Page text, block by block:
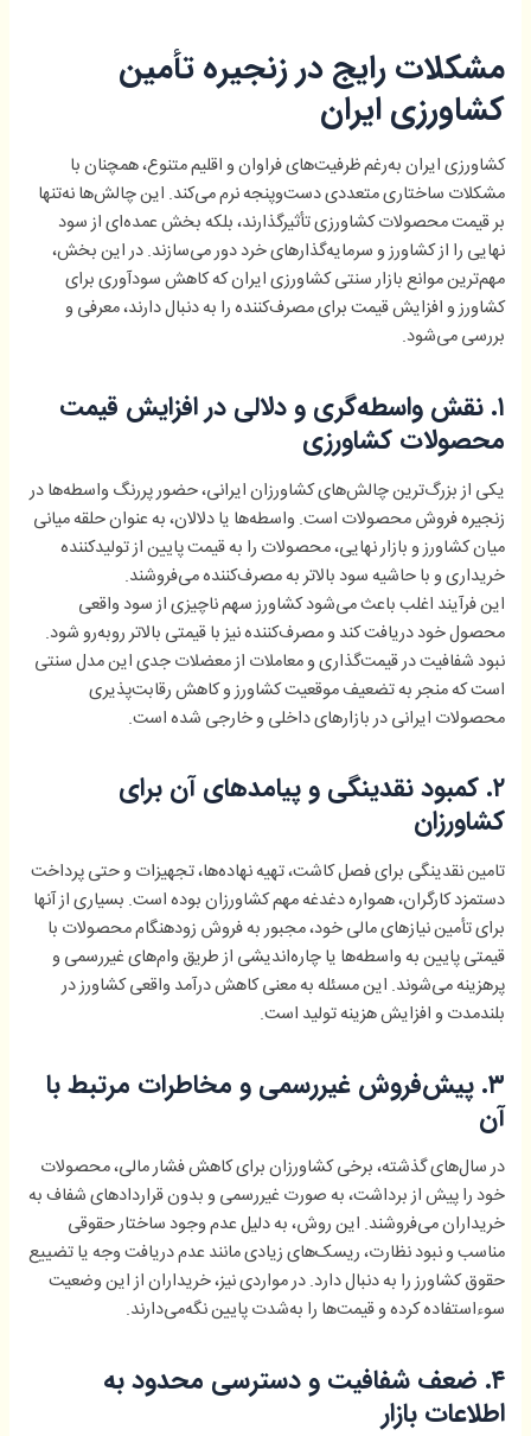
مشکلات رایج در زنجیره تأمین
کشاورزی ایران
کشاورزی ایران به‌رغم ظرفیت‌های فراوان و اقلیم متنوع، همچنان با
مشکلات ساختاری متعددی دست‌وپنجه نرم می‌کند. این چالش‌ها نه‌تنها
بر قیمت محصولات کشاورزی تأثیرگذارند، بلکه بخش عمده‌ای از سود
نهایی را از کشاورز و سرمایه‌گذارهای خرد دور می‌سازند. در این بخش،
مهم‌ترین موانع بازار سنتی کشاورزی ایران که کاهش سودآوری برای
کشاورز و افزایش قیمت برای مصرف‌کننده را به دنبال دارند، معرفی و
بررسی می‌شود.
۱. نقش واسطه‌گری و دلالی در افزایش قیمت
محصولات کشاورزی
یکی از بزرگ‌ترین چالش‌های کشاورزان ایرانی، حضور پررنگ واسطه‌ها در
زنجیره فروش محصولات است. واسطه‌ها یا دلالان، به عنوان حلقه میانی
میان کشاورز و بازار نهایی، محصولات را به قیمت پایین از تولیدکننده
خریداری و با حاشیه سود بالاتر به مصرف‌کننده می‌فروشند.
این فرآیند اغلب باعث می‌شود کشاورز سهم ناچیزی از سود واقعی
محصول خود دریافت کند و مصرف‌کننده نیز با قیمتی بالاتر روبه‌رو شود.
نبود شفافیت در قیمت‌گذاری و معاملات از معضلات جدی این مدل سنتی
است که منجر به تضعیف موقعیت کشاورز و کاهش رقابت‌پذیری
محصولات ایرانی در بازارهای داخلی و خارجی شده است.
۲. کمبود نقدینگی و پیامدهای آن برای
کشاورزان
تامین نقدینگی برای فصل کاشت، تهیه نهاده‌ها، تجهیزات و حتی پرداخت
دستمزد کارگران، همواره دغدغه مهم کشاورزان بوده است. بسیاری از آنها
برای تأمین نیازهای مالی خود، مجبور به فروش زودهنگام محصولات با
قیمتی پایین به واسطه‌ها یا چاره‌اندیشی از طریق وام‌های غیررسمی و
پرهزینه می‌شوند. این مسئله به معنی کاهش درآمد واقعی کشاورز در
بلندمدت و افزایش هزینه تولید است.
۳. پیش‌فروش غیررسمی و مخاطرات مرتبط با
آن
در سال‌های گذشته، برخی کشاورزان برای کاهش فشار مالی، محصولات
خود را پیش از برداشت، به صورت غیررسمی و بدون قراردادهای شفاف به
خریداران می‌فروشند. این روش، به دلیل عدم وجود ساختار حقوقی
مناسب و نبود نظارت، ریسک‌های زیادی مانند عدم دریافت وجه یا تضییع
حقوق کشاورز را به دنبال دارد. در مواردی نیز، خریداران از این وضعیت
سوءاستفاده کرده و قیمت‌ها را به‌شدت پایین نگه‌می‌دارند.
۴. ضعف شفافیت و دسترسی محدود به
اطلاعات بازار